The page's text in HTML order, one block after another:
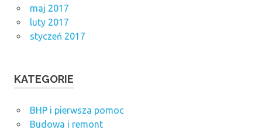
maj 2017
luty 2017
styczeń 2017
KATEGORIE
BHP i pierwsza pomoc
Budowa i remont